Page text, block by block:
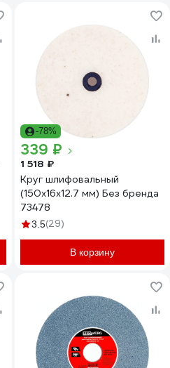
-78%
339 ₽
1 518 ₽
Круг шлифовальный
(150х16х12.7 мм) Без бренда
73478
3.5(29)
В корзину